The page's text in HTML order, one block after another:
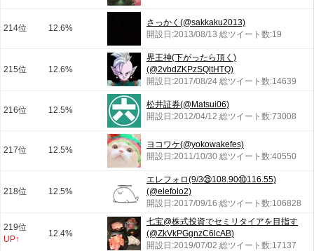
214位 12.6%
さっかく(@sakkaku2013)
開設日:2013/08/13 総ツイート数:19
215位 12.6%
界王神(下がったら頂く)
(@2vbdZKPzSQltHTQ)
開設日:2017/08/24 総ツイート数:14639
216位 12.5%
松井証券(@Matsui06)
開設日:2012/04/12 総ツイート数:73008
217位 12.5%
ヨコワケ(@yokowakefes)
開設日:2011/10/30 総ツイート数:40550
218位 12.5%
エレフォロ(9/3㉕108.90⑩116.55)
(@elefolo2)
開設日:2017/09/16 総ツイート数:106828
219位
UP↑
12.4%
七宝@株式投資でセミリタイアを目指す
(@ZkVkPGgnzC6lcAB)
開設日:2019/07/02 総ツイート数:17137